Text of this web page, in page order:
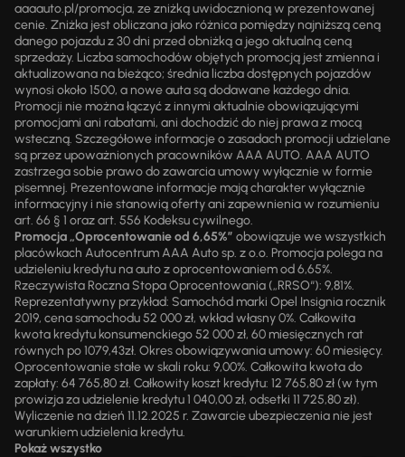
aaaauto.pl/promocja, ze zniżką uwidocznioną w prezentowanej
cenie. Zniżka jest obliczana jako różnica pomiędzy najniższą ceną
danego pojazdu z 30 dni przed obniżką a jego aktualną ceną
sprzedaży. Liczba samochodów objętych promocją jest zmienna i
aktualizowana na bieżąco; średnia liczba dostępnych pojazdów
wynosi około 1500, a nowe auta są dodawane każdego dnia.
Promocji nie można łączyć z innymi aktualnie obowiązującymi
promocjami ani rabatami, ani dochodzić do niej prawa z mocą
wsteczną. Szczegółowe informacje o zasadach promocji udzielane
są przez upoważnionych pracowników AAA AUTO. AAA AUTO
zastrzega sobie prawo do zawarcia umowy wyłącznie w formie
pisemnej. Prezentowane informacje mają charakter wyłącznie
informacyjny i nie stanowią oferty ani zapewnienia w rozumieniu
art. 66 § 1 oraz art. 556 Kodeksu cywilnego.
Promocja „Oprocentowanie od 6,65%” obowiązuje we wszystkich
placówkach Autocentrum AAA Auto sp. z o.o. Promocja polega na
udzieleniu kredytu na auto z oprocentowaniem od 6,65%.
Rzeczywista Roczna Stopa Oprocentowania („RRSO“): 9,81%.
Reprezentatywny przykład: Samochód marki Opel Insignia rocznik
2019, cena samochodu 52 000 zł, wkład własny 0%. Całkowita
kwota kredytu konsumenckiego 52 000 zł, 60 miesięcznych rat
równych po 1079,43zł. Okres obowiązywania umowy: 60 miesięcy.
Oprocentowanie stałe w skali roku: 9,00%. Całkowita kwota do
zapłaty: 64 765,80 zł. Całkowity koszt kredytu: 12 765,80 zł (w tym
prowizja za udzielenie kredytu 1 040,00 zł, odsetki 11 725,80 zł).
Wyliczenie na dzień 11.12.2025 r. Zawarcie ubezpieczenia nie jest
warunkiem udzielenia kredytu.
Pokaż wszystko